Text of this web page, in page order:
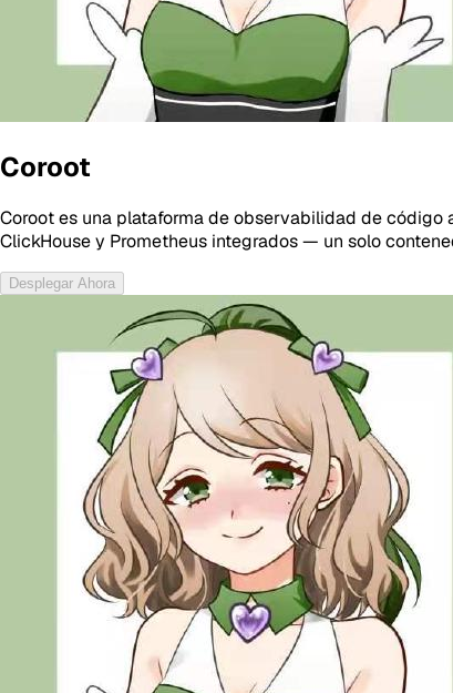
Coroot
Coroot es una plataforma de observabilidad de
ClickHouse y Prometheus integrados — un solo
Desplegar Ahora